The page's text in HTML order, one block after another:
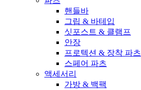
핸들바
그립 & 바테입
싯포스트 & 클램프
안장
프로텍션 & 장착 파츠
스페어 파츠
액세서리
가방 & 백팩